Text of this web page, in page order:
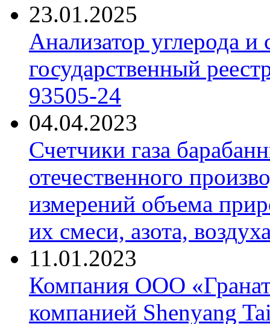
23.01.2025
Анализатор углерода
государственный
93505-24
04.04.2023
Счетчики газа
отечественного
измерений объема
их смеси, азота,
11.01.2023
Компания ООО
компанией Shenyang